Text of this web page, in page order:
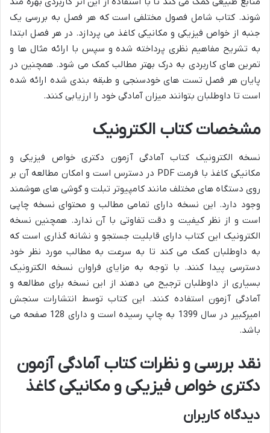
شوند. کتاب شامل فصول مختلفی است که هر فصل به بررسی یک
جنبه از خواص فیزیکی و مکانیکی کاغذ می پردازد. در هر فصل ابتدا
به تشریح مفاهیم نظری پرداخته شده و سپس با ارائه مثال ها و
تمرین های کاربردی به درک بهتر مطالب کمک می شود. همچنین در
پایان هر فصل تست های خودسنجی و طبقه بندی شده ارائه شده
است تا داوطلبان بتوانند میزان آمادگی خود را ارزیابی کنند.
مشخصات کتاب الکترونیک
نسخه الکترونیک کتاب آمادگی آزمون دکتری خواص فیزیکی و
مکانیکی کاغذ با فرمت PDF در دسترس است و امکان مطالعه آن بر
روی دستگاه های مختلف مانند کامپیوتر تبلت و گوشی های هوشمند
وجود دارد. این نسخه دارای تمامی مطالب و محتوای نسخه چاپی
است و از نظر کیفیت و دقت تفاوتی با آن ندارد. همچنین نسخه
الکترونیک این کتاب دارای قابلیت جستجو و نشانه گذاری است که
به داوطلبان کمک می کند تا به سرعت به مطالب مورد نظر خود
دسترسی پیدا کنند. با توجه به مزایای فراوان نسخه الکترونیک
بسیاری از داوطلبان ترجیح می دهند از این نسخه برای مطالعه و
آمادگی آزمون استفاده کنند. این کتاب توسط انتشارات سنجش
امیرکبیر در سال 1399 به چاپ رسیده است و دارای 128 صفحه می
باشد.
نقد بررسی و نظرات کتاب آمادگی آزمون
دکتری خواص فیزیکی و مکانیکی کاغذ
دیدگاه کاربران